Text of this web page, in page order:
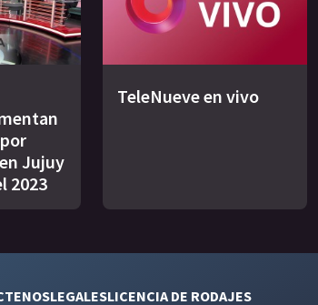
Jujuy
2023
TeleNueve en vivo
LEGALESLICENCIA DE RODAJES